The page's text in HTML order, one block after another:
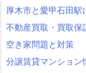
厚木市と愛甲石田駅
不動産買取・買取保
空き家問題と対策
分譲賃貸マンショ